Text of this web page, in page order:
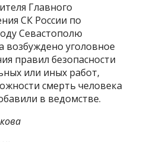
Главного
СК России по
Севастополю
уголовное
правил безопасности
или иных работ,
смерть человека
в ведомстве.